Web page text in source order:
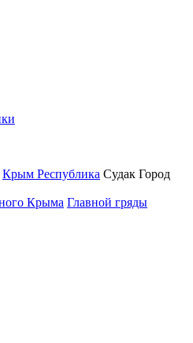
Крым Республика Судак Город
Крыма Главной гряды